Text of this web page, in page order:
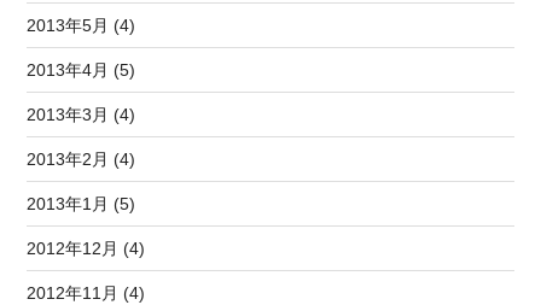
2013年5月 (4)
2013年4月 (5)
2013年3月 (4)
2013年2月 (4)
2013年1月 (5)
2012年12月 (4)
2012年11月 (4)